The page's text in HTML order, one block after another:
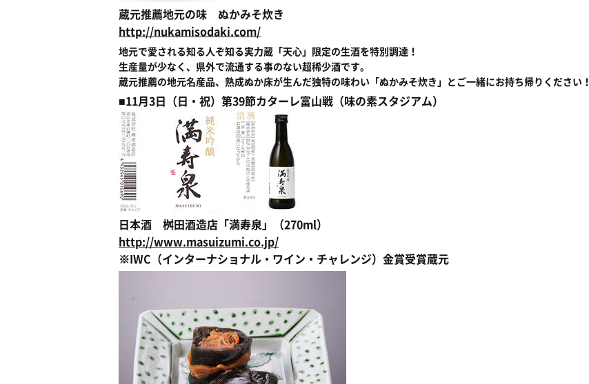
蔵元推薦地元の味 ぬかみそ炊き
http://nukamisodaki.com/
地元で愛される知る人ぞ知る実力蔵「天心」限定の生酒を特別調達！
生産量が少なく、県外で流通する事のない超稀少酒です。
蔵元推薦の地元名産品、熟成ぬか床が生んだ独特の味わい「ぬかみそ炊き」とご一緒にお持ち帰りください！
■11月3日（日・祝）第39節カターレ富山戦（味の素スタジアム）
日本酒 桝田酒造店「満寿泉」（270ml）
http://www.masuizumi.co.jp/
※IWC（インターナショナル・ワイン・チャレンジ）金賞受賞蔵元